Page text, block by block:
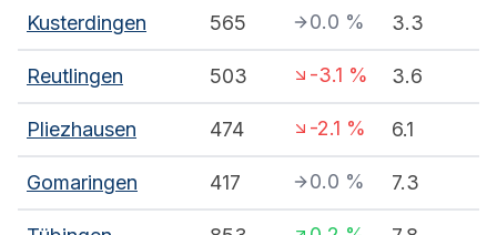
Kusterdingen 565 0.0 % 3.3
Reutlingen 503 -3.1 % 3.6
Pliezhausen 474 -2.1 % 6.1
Gomaringen 417 0.0 % 7.3